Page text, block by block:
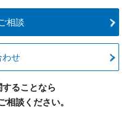
相談
わせ
ることなら
相談ください。